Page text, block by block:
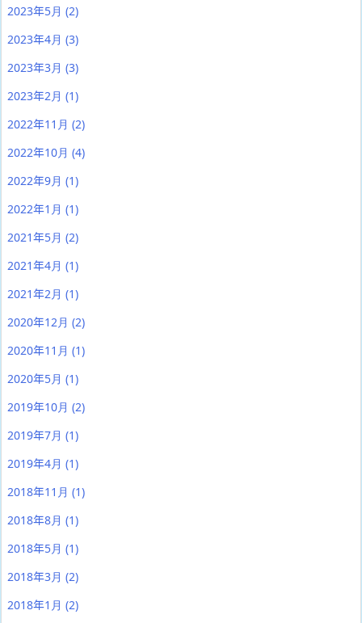
2023年5月 (2)
2023年4月 (3)
2023年3月 (3)
2023年2月 (1)
2022年11月 (2)
2022年10月 (4)
2022年9月 (1)
2022年1月 (1)
2021年5月 (2)
2021年4月 (1)
2021年2月 (1)
2020年12月 (2)
2020年11月 (1)
2020年5月 (1)
2019年10月 (2)
2019年7月 (1)
2019年4月 (1)
2018年11月 (1)
2018年8月 (1)
2018年5月 (1)
2018年3月 (2)
2018年1月 (2)